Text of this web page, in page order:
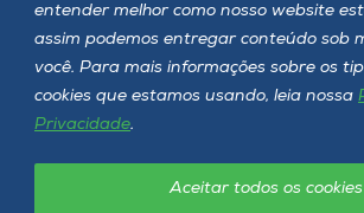
entender melhor como nosso website
assim podemos entregar conteúdo sob
você. Para mais informações sobre os
cookies que estamos usando, leia nossa
Privacidade.
Aceitar todos os cookies